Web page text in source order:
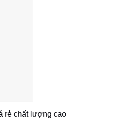
rẻ chất lượng cao